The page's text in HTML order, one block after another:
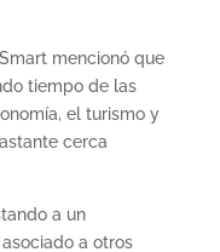
mencionó que
tiempo de las
el turismo y
cerca
a un
a otros